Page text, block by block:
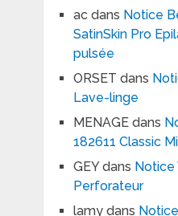
acdans Notice
SatinSkin Pro
pulsée
ORSET dans
Lave-linge
MENAGEdans
182611 Classic
GEYdans Notice
Perforateur
lamydans